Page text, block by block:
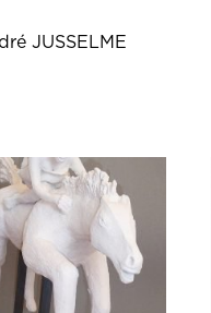
JUSSELME